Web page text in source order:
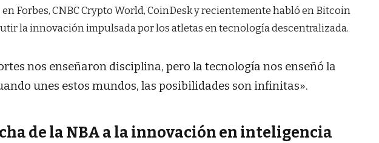
Forbes, CNBC Crypto World, CoinDesk y recientemente habló en Bitcoin
la innovación impulsada por los atletas en tecnología descentralizada.
nos enseñaron disciplina, pero la tecnología nos enseñó la
unes estos mundos, las posibilidades son infinitas».
de la NBA a la innovación en inteligencia